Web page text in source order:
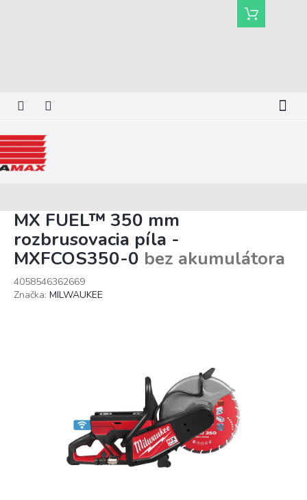
Nákupný
košík
MX FUEL™ 350 mm
rozbrusovacia píla -
MXFCOS350-0 bez akumulátora
4058546362669
Značka: MILWAUKEE